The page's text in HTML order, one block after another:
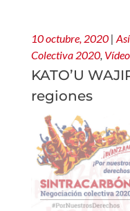
10 octubre, 2020 |
Colectiva 2020,
KATO’U
regiones